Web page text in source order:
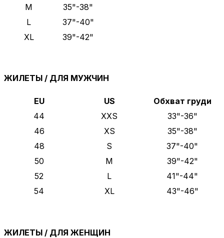
M
35"-38"
L
37"-40"
XL
39"-42"
ЖИЛЕТЫ / ДЛЯ МУЖЧИН
EU US
Обхват груди
44
XXS
33"-36"
46
XS
35"-38"
48
S
37"-40"
50
M
39"-42"
52
L
41"-44"
54
XL 43"-46"
ЖИЛЕТЫ / ДЛЯ ЖЕНЩИН